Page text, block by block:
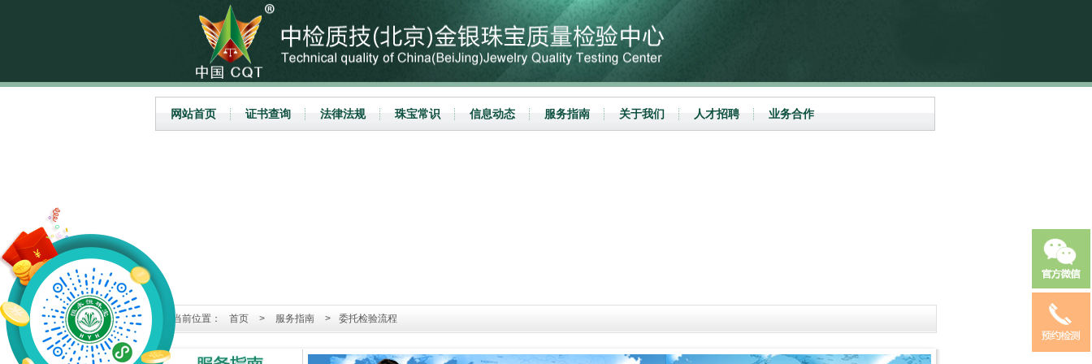
网站首页 证书查询 法律法规 珠宝常识 信息动态 服务指南 关于我们 人才招聘 业务合作
当前位置： 首页 > 服务指南 > 委托检验流程